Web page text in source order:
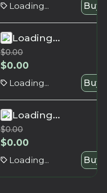
Loading... Buy
Loading...
$0.00
$0.00
Loading... Buy
Loading...
$0.00
$0.00
Loading... Buy